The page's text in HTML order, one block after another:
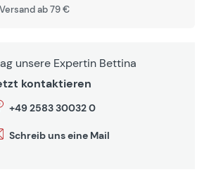
ab 79 €
unsere Expertin Bettina
kontaktieren
+49 2583 30032 0
Schreib uns eine Mail